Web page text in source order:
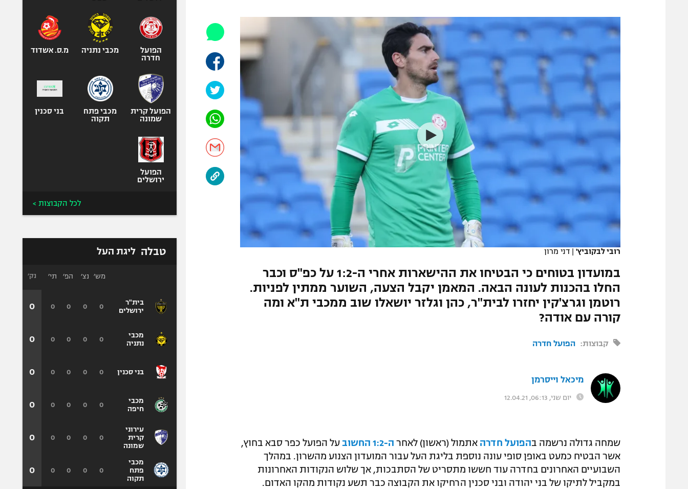
תקנון משתתפים וזוכים בפרסים
תקנון עבור פעילות אלקטרה
תקנון עבור פעילות ספורט 1 – "מרלן"
טניס
תנאי שימוש
מדיניות פרטיות
רשיון להקרנה פומבית לבית עסק
הצטרפות לחבילת הערוצים
לוח דרושים – ג'ובנט
תגיות
הפועל תל אביב
הפועל חיפה
הפועל באר שבע
מכבי נתניה
בני יהודה
ליגה סינית
ליגה ברזילאית
ליגות נוספות
אופניים
ספורט מוטורי
כדורמים
בייסבול MLB
ספורט אתגרי
אומנויות לחימה
רובי לבקוביץ' | דני מרון
במועדון בטוחים כי הבטיחו את ההישארות אחרי ה-1:2 על כפ"ס וכבר
החלו בהכנות לעונה הבאה. המאמן יקבל הצעה, השוער ממתין לפניות.
רוטמן וגרצ'קין יחזרו לבית"ר, כהן וגלזר יושאלו שוב ממכבי ת"א ומה
קורה עם אודה?
קבוצות: הפועל חדרה
מיכאל וייסרמן
יום שני, 06:13, 12.04.21
שמחה גדולה נרשמה בהפועל חדרה אתמול (ראשון) לאחר ה-1:2 החשוב
על הפועל כפר סבא בחוץ,
אשר הבטיח כמעט באופן סופי עונה נוספת בליגת העל עבור המועדון הצנוע מהשרון. במהלך
השבועיים האחרונים בחדרה עוד חששו מתסריט של הסתבכות, אך שלוש הנקודות האחרונות
במקביל לתיקו של בני יהודה ובני סכנין הרחיקו את הקבוצה כבר תשע נקודות מהקו האדום.
הפועל
חדרה
מכבי נתניה מ.ס. אשדוד
הפועל קרית
שמונה
מכבי פתח
תקוה
בני סכנין
הפועל
ירושלים
לכל הקבוצות >
טבלה ליגת העל
בית"ר
ירושלים
מכבי
נתניה
בני סכנין
מכבי
חיפה
עירוני
קרית
שמונה
מכבי
פתח
תקוה
מש׳ נצ׳ הפ׳ תי׳
0
0
0
0
0
0
0
0
0
0
0
0
0
0
0
0
0
0
0
0
0
0
0
0
נק׳
0
0
0
0
0
0